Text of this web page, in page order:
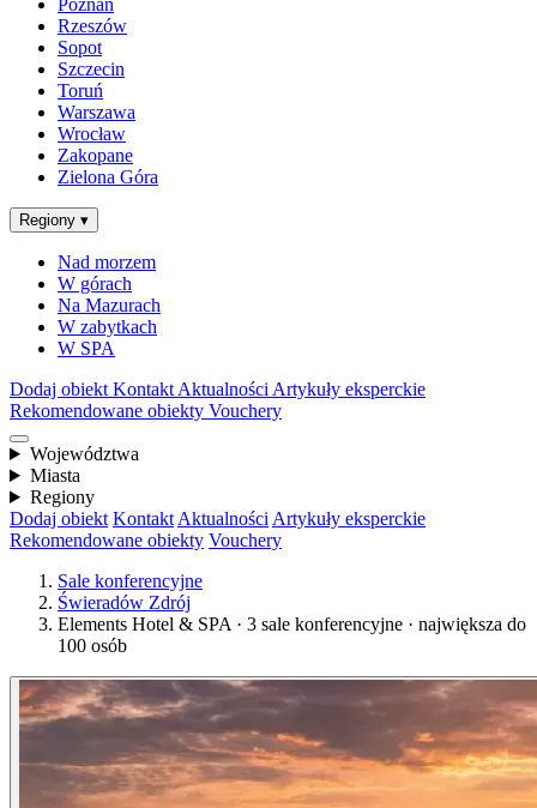
Poznań
Rzeszów
Sopot
Szczecin
Toruń
Warszawa
Wrocław
Zakopane
Zielona Góra
Regiony ▾
Nad morzem
W górach
Na Mazurach
W zabytkach
W SPA
Dodaj obiekt Kontakt Aktualności Artykuły eksperckie
Rekomendowane obiekty Vouchery
Województwa
Miasta
Regiony
Dodaj obiekt Kontakt Aktualności Artykuły eksperckie
Rekomendowane obiekty Vouchery
Sale konferencyjne
Świeradów Zdrój
Elements Hotel & SPA · 3 sale konferencyjne · największa do
100 osób